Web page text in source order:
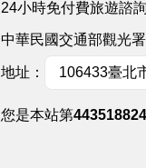
24小時免付費旅遊諮
中華民國交通部觀光
地址： 106433臺北
您是本站第443518824